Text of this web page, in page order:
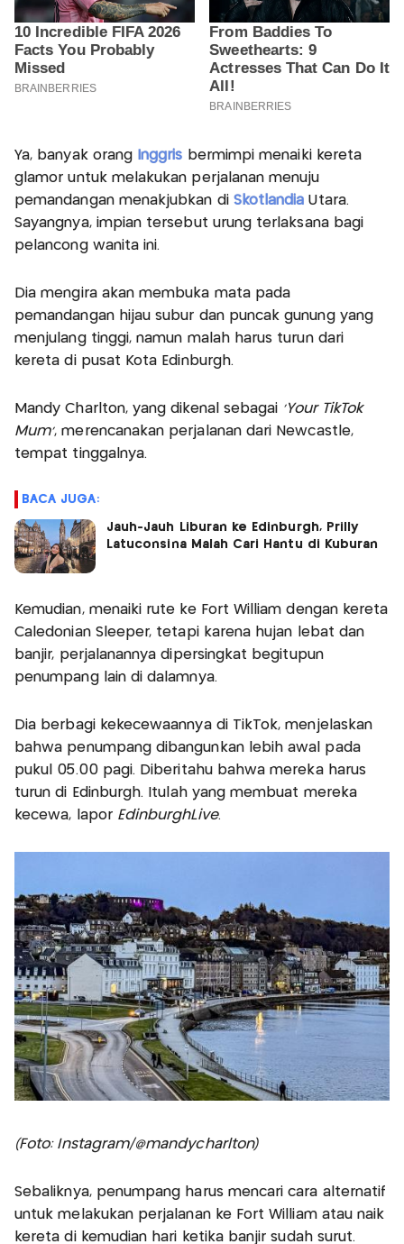
Ya, banyak orang Inggris bermimpi menaiki kereta
glamor untuk melakukan perjalanan menuju
pemandangan menakjubkan di Skotlandia Utara.
Sayangnya, impian tersebut urung terlaksana bagi
pelancong wanita ini.
Dia mengira akan membuka mata pada
pemandangan hijau subur dan puncak gunung yang
menjulang tinggi, namun malah harus turun dari
kereta di pusat Kota Edinburgh.
Mandy Charlton, yang dikenal sebagai 'Your TikTok
Mum', merencanakan perjalanan dari Newcastle,
tempat tinggalnya.
BACA JUGA:
Jauh-Jauh Liburan ke Edinburgh, Prilly
Latuconsina Malah Cari Hantu di Kuburan
Kemudian, menaiki rute ke Fort William dengan kereta
Caledonian Sleeper, tetapi karena hujan lebat dan
banjir, perjalanannya dipersingkat begitupun
penumpang lain di dalamnya.
Dia berbagi kekecewaannya di TikTok, menjelaskan
bahwa penumpang dibangunkan lebih awal pada
pukul 05.00 pagi. Diberitahu bahwa mereka harus
turun di Edinburgh. Itulah yang membuat mereka
kecewa, lapor EdinburghLive.
(Foto: Instagram/@mandycharlton)
Sebaliknya, penumpang harus mencari cara alternatif
untuk melakukan perjalanan ke Fort William atau naik
kereta di kemudian hari ketika banjir sudah surut.